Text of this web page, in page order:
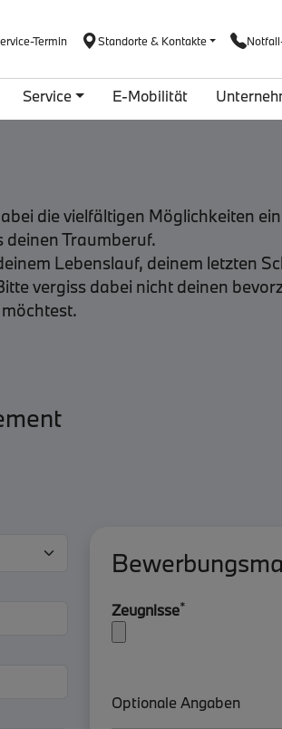
Termin Standorte & Kontakte
Service E-Mobilität
die vielfältigen Möglichkeiten
deinen Traumberuf.
Lebenslauf, deinem letzten
vergiss dabei nicht deinen
Zeugnisse*
Optionale Angaben